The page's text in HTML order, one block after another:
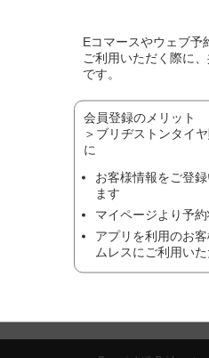
となります。
価格が異なります。
況(追加作業や、廃タイヤ処理や
たタイヤの場合は、作業料金が異
ール等の状態により、作業をお断
順番待ち予約を受け付けておりま
ご希望の方はこちら
Eコマースやウェブ予
ご利用いただく際に
です。
会員登録のメリット
＞ブリヂストンタイ
に
お客様情報をご登
ます
マイページより予
アプリを利用のお
ムレスにご利用い